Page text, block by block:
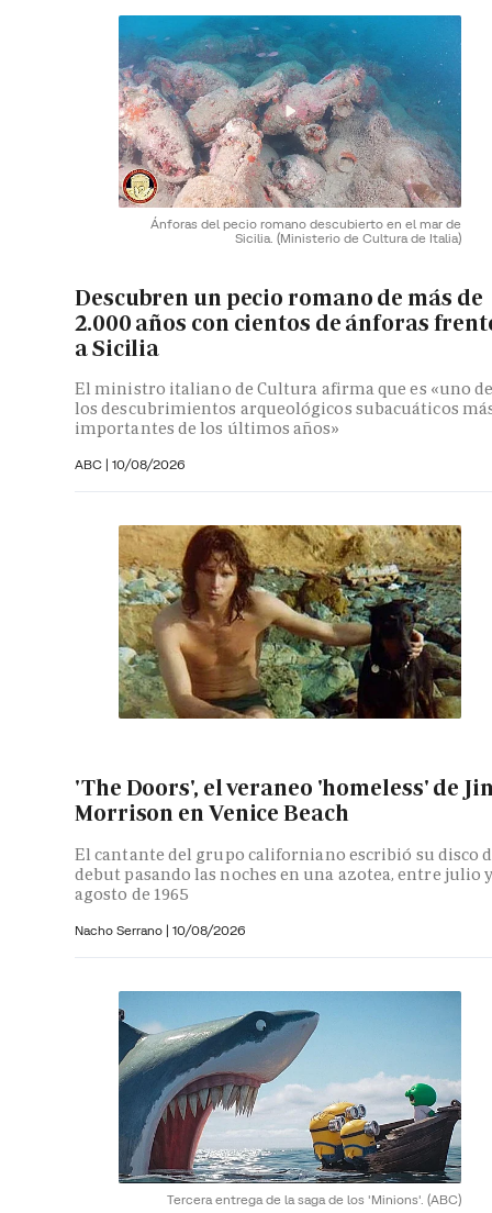
Ánforas del pecio romano descubierto en el mar de
Sicilia. (Ministerio de Cultura de Italia)
Descubren un pecio romano de más de
2.000 años con cientos de ánforas
a Sicilia
El ministro italiano de Cultura afirma que es «uno
los descubrimientos arqueológicos subacuáticos
importantes de los últimos años»
ABC | 10/08/2026
'The Doors', el veraneo 'homeless' de
Morrison en Venice Beach
El cantante del grupo californiano escribió su disco
debut pasando las noches en una azotea, entre julio
agosto de 1965
Nacho Serrano | 10/08/2026
Tercera entrega de la saga de los 'Minions'. (ABC)